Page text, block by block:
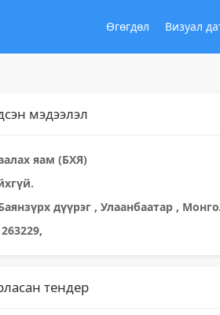
Өгөгдөл Визуал
мэдээлэл
яам (БХЯ)
дүүрэг , Улаанбаатар ,
тендер